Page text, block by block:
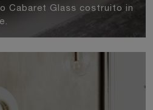
Cabaret Glass costruito in